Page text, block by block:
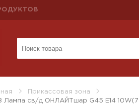
Прикассовая зона
Лампа св/д ОНЛАЙТшар G45 E14